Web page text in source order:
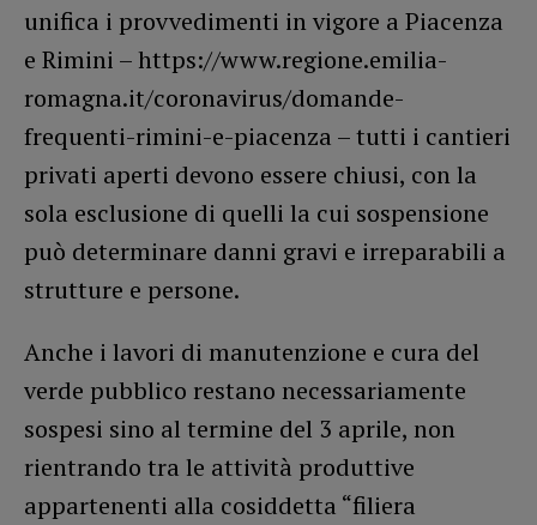
unifica i provvedimenti in vigore a Piacenza
e Rimini – https://www.regione.emilia-
romagna.it/coronavirus/domande-
frequenti-rimini-e-piacenza – tutti i cantieri
privati aperti devono essere chiusi, con la
sola esclusione di quelli la cui sospensione
può determinare danni gravi e irreparabili a
strutture e persone.
Anche i lavori di manutenzione e cura del
verde pubblico restano necessariamente
sospesi sino al termine del 3 aprile, non
rientrando tra le attività produttive
appartenenti alla cosiddetta “filiera